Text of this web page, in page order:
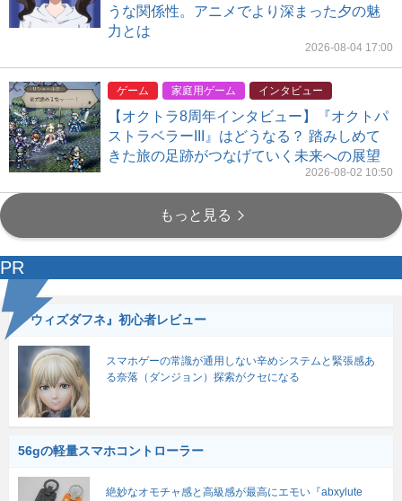
うな関係性。アニメでより深まった夕の魅
力とは
2026-08-04 17:00
ゲーム 家庭用ゲーム インタビュー
【オクトラ8周年インタビュー】『オクトパ
ストラベラーIII』はどうなる？ 踏みしめて
きた旅の足跡がつなげていく未来への展望
2026-08-02 10:50
もっと見る
PR
『ウィズダフネ』初心者レビュー
スマホゲーの常識が通用しない辛めシステムと緊張感あ
る奈落（ダンジョン）探索がクセになる
56gの軽量スマホコントローラー
絶妙なオモチャ感と高級感が最高にエモい『abxylute